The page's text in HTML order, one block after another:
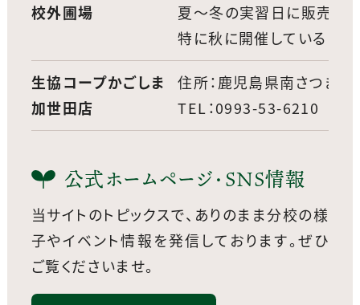
校外圃場
夏〜冬の実習日に販売して
特に秋に開催している「自
生協コープかごしま
加世田店
住所：鹿児島県南さつま
TEL：0993-53-6210
公式ホームページ・SNS情報
当サイトのトピックスで、ありのまま分校の様
子やイベント情報を発信しております。ぜひ
ご覧くださいませ。